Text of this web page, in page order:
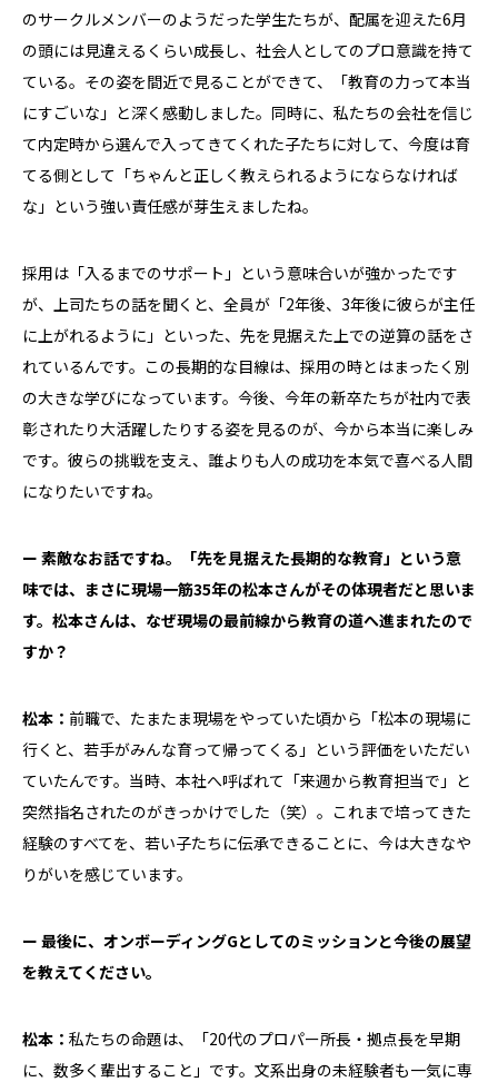
のサークルメンバーのようだった学生たちが、配属を迎えた6月
の頭には見違えるくらい成長し、社会人としてのプロ意識を持て
ている。その姿を間近で見ることができて、「教育の力って本当
にすごいな」と深く感動しました。同時に、私たちの会社を信じ
て内定時から選んで入ってきてくれた子たちに対して、今度は育
てる側として「ちゃんと正しく教えられるようにならなければ
な」という強い責任感が芽生えましたね。
採用は「入るまでのサポート」という意味合いが強かったです
が、上司たちの話を聞くと、全員が「2年後、3年後に彼らが主任
に上がれるように」といった、先を見据えた上での逆算の話をさ
れているんです。この長期的な目線は、採用の時とはまったく別
の大きな学びになっています。今後、今年の新卒たちが社内で表
彰されたり大活躍したりする姿を見るのが、今から本当に楽しみ
です。彼らの挑戦を支え、誰よりも人の成功を本気で喜べる人間
になりたいですね。
ー 素敵なお話ですね。「先を見据えた長期的な教育」という意
味では、まさに現場一筋35年の松本さんがその体現者だと思いま
す。松本さんは、なぜ現場の最前線から教育の道へ進まれたので
すか？
松本： 前職で、たまたま現場をやっていた頃から「松本の現場に
行くと、若手がみんな育って帰ってくる」という評価をいただい
ていたんです。当時、本社へ呼ばれて「来週から教育担当で」と
突然指名されたのがきっかけでした（笑）。これまで培ってきた
経験のすべてを、若い子たちに伝承できることに、今は大きなや
りがいを感じています。
ー 最後に、オンボーディングGとしてのミッションと今後の展望
を教えてください。
松本： 私たちの命題は、「20代のプロパー所長・拠点長を早期
に、数多く輩出すること」です。文系出身の未経験者も一気に専